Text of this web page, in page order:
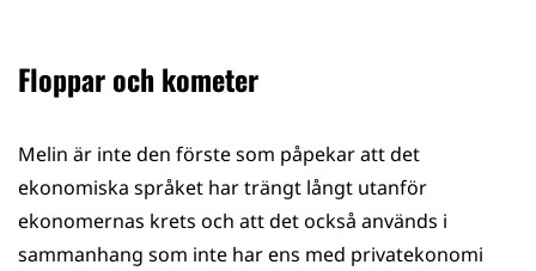
Floppar och kometer
Melin är inte den förste som påpekar att det
ekonomiska språket har trängt långt utanför
ekonomernas krets och att det också används i
sammanhang som inte har ens med privatekonomi